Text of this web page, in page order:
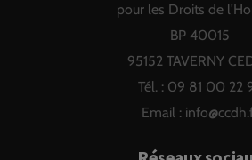
pour les Droits de
BP 40015
95152 TAVERNY
Tél. : 09 81 00 22
Email :